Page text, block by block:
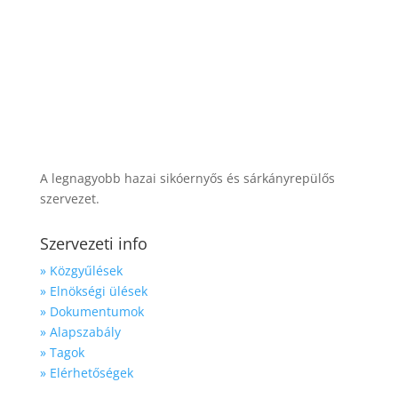
A legnagyobb hazai sikóernyős és sárkányrepülős
szervezet.
Szervezeti info
» Közgyűlések
» Elnökségi ülések
» Dokumentumok
» Alapszabály
» Tagok
» Elérhetőségek